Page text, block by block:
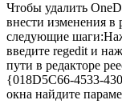
Чтобы удалить
внести изменения в
следующие
введите regedit и
пути в редакторе
{018D5C66-4533-
окна найдите